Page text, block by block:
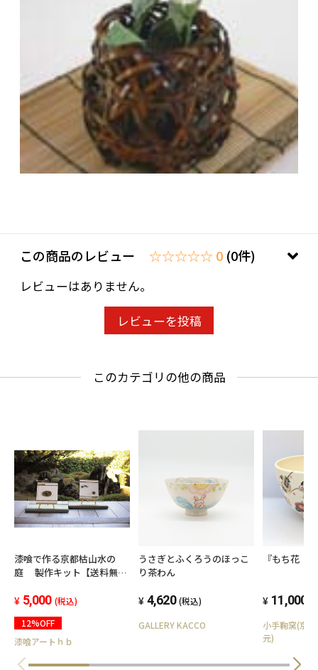
この商品のレビュー ☆☆☆☆☆ 0 (0件)
レビューはありません。
レビューを投稿
このカテゴリの他の商品
漆喰で作る京都枯山水の
庭 製作キット【送料無
5,000 (税込)
12%OFF
漆喰アートｈｂ
うさぎとふくろうのほっこ
り茶わん
4,620 (税込)
GALLERY KACCO
『もち花
11,000
小手鞠窯(京
元)